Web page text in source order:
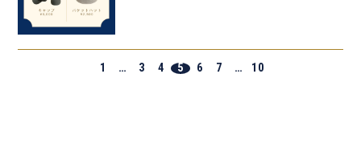
1 … 3 4 5 6 7 … 10